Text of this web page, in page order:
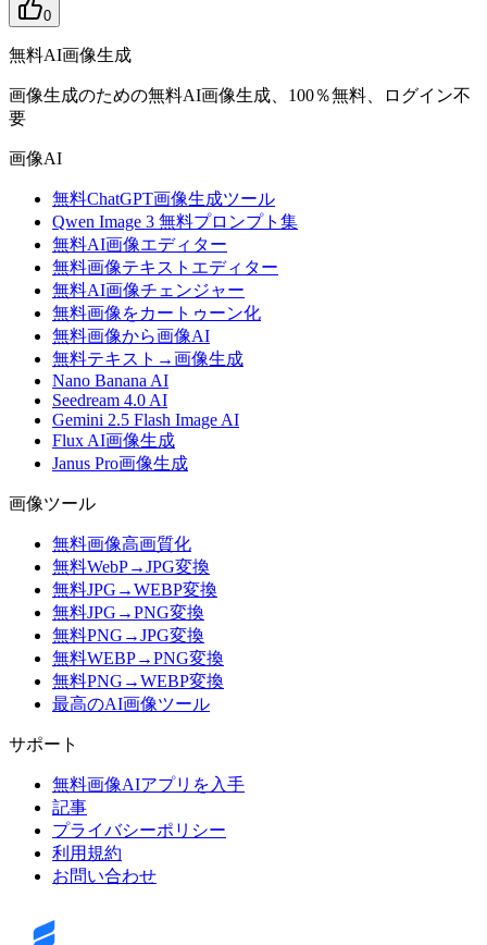
0
無料AI画像生成
画像生成のための無料AI画像生成、100％無料、ログイン不
要
画像AI
無料ChatGPT画像生成ツール
Qwen Image 3 無料プロンプト集
無料AI画像エディター
無料画像テキストエディター
無料AI画像チェンジャー
無料画像をカートゥーン化
無料画像から画像AI
無料テキスト→画像生成
Nano Banana AI
Seedream 4.0 AI
Gemini 2.5 Flash Image AI
Flux AI画像生成
Janus Pro画像生成
画像ツール
無料画像高画質化
無料WebP→JPG変換
無料JPG→WEBP変換
無料JPG→PNG変換
無料PNG→JPG変換
無料WEBP→PNG変換
無料PNG→WEBP変換
最高のAI画像ツール
サポート
無料画像AIアプリを入手
記事
プライバシーポリシー
利用規約
お問い合わせ